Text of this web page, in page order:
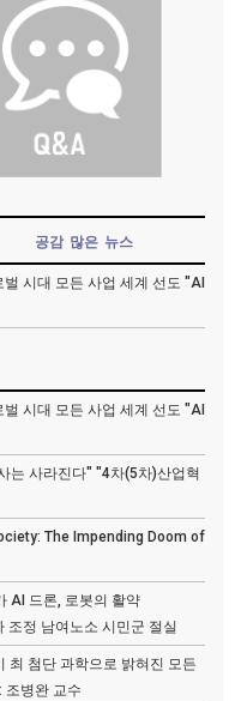
공감 많은 뉴스
시대 모든 사업 세계 선도 "AI
시대 모든 사업 세계 선도 "AI
는 사라진다" "4차(5차)산업혁
The Impending Doom of
AI 드론, 로봇의 활약
조정 남여노소 시민군 절실
최 첨단 과학으로 밝혀진 모든
조병완 교수